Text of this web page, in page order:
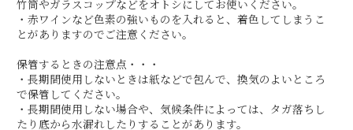
竹筒やガラスコップなどをオトシにしてお使いください。
・赤ワインなど色素の強いものを入れると、着色してしまうこ
とがありますのでご注意ください。
保管するときの注意点・・・
・長期間使用しないときは紙などで包んで、換気のよいところ
で保管してください。
・長期間使用しない場合や、気候条件によっては、タガ落ちし
たり底から水漏れしたりすることがあります。